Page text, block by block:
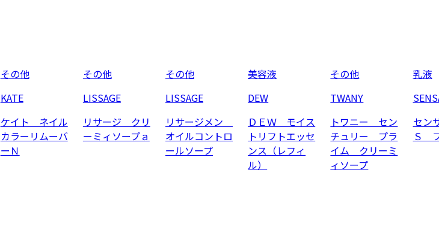
その他
KATE
ケイト ネイル
カラーリムーバ
ーＮ
その他
LISSAGE
リサージ クリ
ーミィソープａ
その他
LISSAGE
リサージメン
オイルコントロ
ールソープ
美容液
DEW
ＤＥＷ モイス
トリフトエッセ
ンス（レフィ
ル）
その他
TWANY
トワニー セン
チュリー プラ
イム クリーミ
ィソープ
乳液
セン
Ｓ